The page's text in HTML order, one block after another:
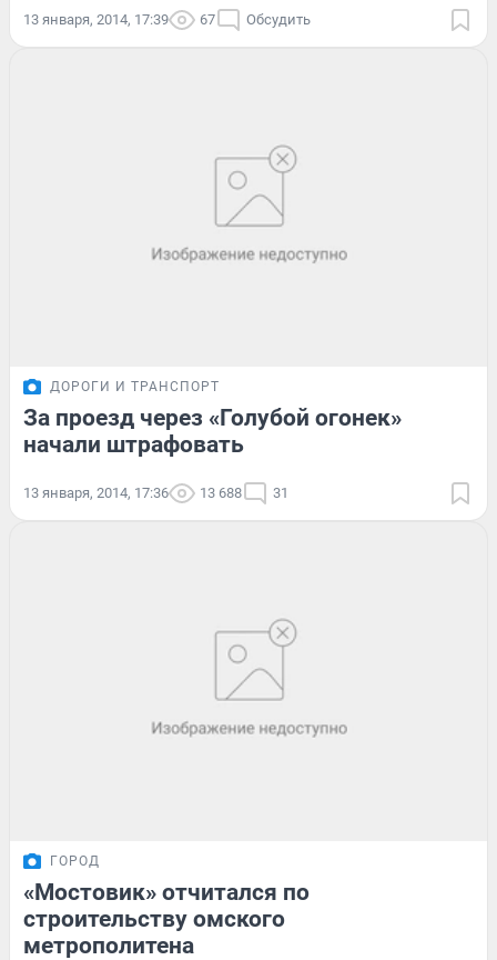
13 января, 2014, 17:39 67 Обсудить
ДОРОГИ И ТРАНСПОРТ
За проезд через «Голубой огонек»
начали штрафовать
13 января, 2014, 17:36 13 688 31
ГОРОД
«Мостовик» отчитался по
строительству омского
метрополитена